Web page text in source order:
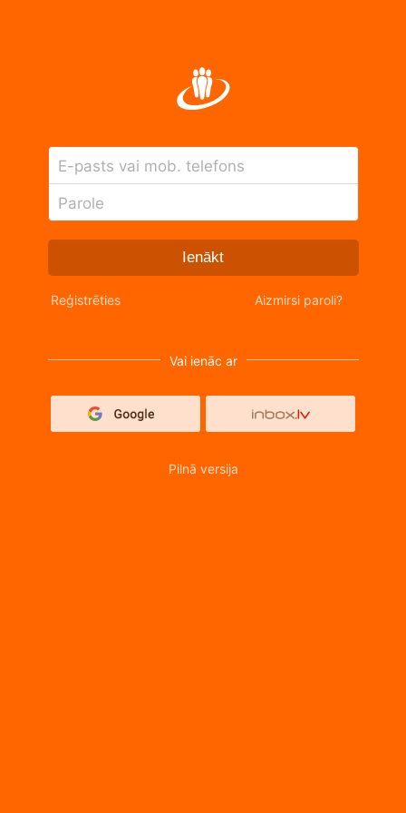
E-pasts vai mob. telefons
Parole
Ienākt
Reģistrēties Aizmirsi paroli?
Vai ienāc ar
Pilnā versija